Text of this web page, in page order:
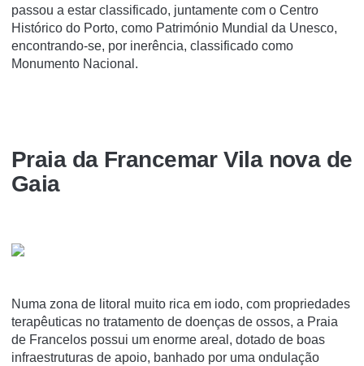
passou a estar classificado, juntamente com o Centro
Histórico do Porto, como Património Mundial da Unesco,
encontrando-se, por inerência, classificado como
Monumento Nacional.
Praia da Francemar Vila nova de
Gaia
Numa zona de litoral muito rica em iodo, com propriedades
terapêuticas no tratamento de doenças de ossos, a Praia
de Francelos possui um enorme areal, dotado de boas
infraestruturas de apoio, banhado por uma ondulação